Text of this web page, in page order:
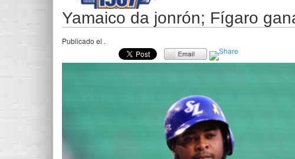
Yamaico da jonrón; Fígaro
Publicado el .